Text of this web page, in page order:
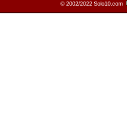
© 2002/2022 Solo10.com